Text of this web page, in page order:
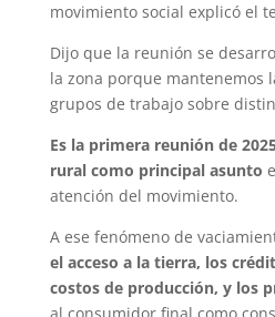
movimiento social explicó el
Dijo que la reunión se
la zona porque mantenemos
grupos de trabajo sobre
Es la primera reunión de
rural como principal asunto
atención del movimiento.
A ese fenómeno de
el acceso a la tierra, los
costos de producción, y los